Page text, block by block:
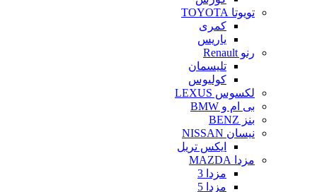
تویوتا TOYOTA
کمری
یاریس
رنو Renault
تلیسمان
کولیوس
لکسوس LEXUS
بی ام و BMW
بنز BENZ
نیسان NISSAN
ایکس تریل
مزدا MAZDA
مزدا 3
مزدا 5